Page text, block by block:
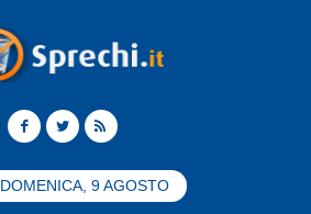
DOMENICA, 9 AGOSTO